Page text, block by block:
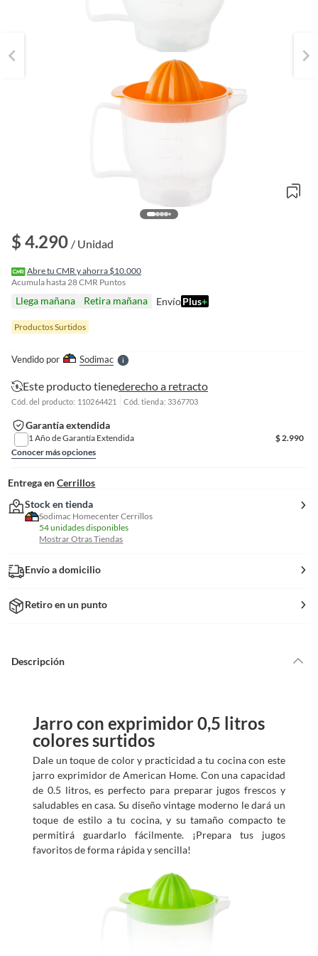
$ 4.290 / Unidad
Abre tu CMR y ahorra $10.000
Acumula hasta28CMR Puntos
Llega mañana Retira mañana EnvíoPlus+
Productos Surtidos
Vendido por SodimacS
r
n
f
Este producto tienederecho a retracto
Cód. del producto: 110264421 Cód. tienda: 3367703
Garantía extendida
1 Año de Garantía Extendida $2.990
Conocer más opciones
Entrega en Cerrillos
Stock en tienda
Sodimac Homecenter Cerrillos
54 unidades disponibles
Mostrar Otras Tiendas
Envío a domicilio
Retiro en un punto
Descripción
Jarro con exprimidor 0,5 litros
colores surtidos
Dale un toque de color y practicidad a tu cocina con este
jarro exprimidor de American Home. Con una capacidad
de 0.5 litros, es perfecto para preparar jugos frescos y
saludables en casa. Su diseño vintage moderno le dará un
toque de estilo a tu cocina, y su tamaño compacto te
permitirá guardarlo fácilmente. ¡Prepara tus jugos
favoritos de forma rápida y sencilla!